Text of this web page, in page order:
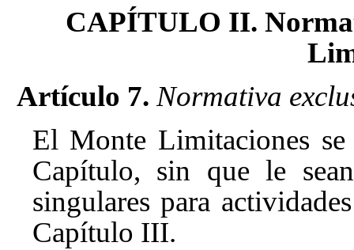
CAPÍTULO II.
Artículo 7. Normativa
El Monte Limitaciones
Capítulo, sin que le
singulares para
Capítulo III.